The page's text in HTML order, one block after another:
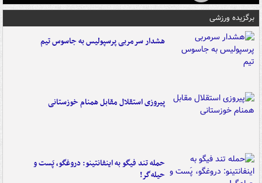
برگزیده ورزشی
هشدار سرمربی پرسپولیس به جاسوس تیم
پیروزی استقلال مقابل همنام خوزستانی
حمله تند فیگو به اینفانتینو: دروغگو، پَست‌ و
حیله‌گر!